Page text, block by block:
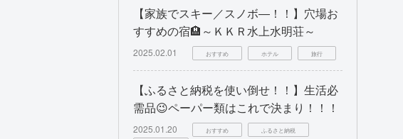
【家族でスキー／スノボ―！！】穴場お
すすめの宿🏨～ＫＫＲ水上水明荘～
2025.02.01 おすすめ ホテル 旅行
【ふるさと納税を使い倒せ！！】生活必
需品😉ペーパー類はこれで決まり！！！
2025.01.20 おすすめ
ふるさと納税